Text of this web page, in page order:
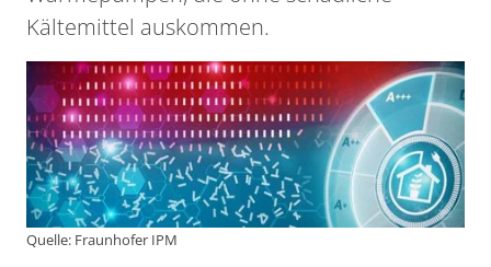
Kältemittel auskommen.
Quelle: Fraunhofer IPM